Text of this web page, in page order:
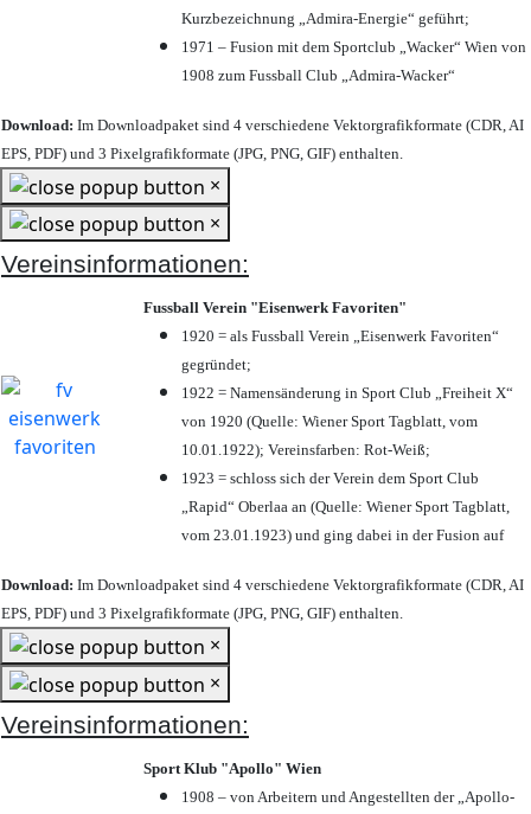
Kurzbezeichnung „Admira-Energie“ geführt;
1971 – Fusion mit dem Sportclub „Wacker“ Wien von
1908 zum Fussball Club „Admira-Wacker“
Download: Im Downloadpaket sind 4 verschiedene Vektorgrafikformate (CDR, AI
EPS, PDF) und 3 Pixelgrafikformate (JPG, PNG, GIF) enthalten.
×
×
Vereinsinformationen:
Fussball Verein "Eisenwerk Favoriten"
1920 = als Fussball Verein „Eisenwerk Favoriten“
gegründet;
1922 = Namensänderung in Sport Club „Freiheit X“
von 1920 (Quelle: Wiener Sport Tagblatt, vom
10.01.1922); Vereinsfarben: Rot-Weiß;
1923 = schloss sich der Verein dem Sport Club
„Rapid“ Oberlaa an (Quelle: Wiener Sport Tagblatt,
vom 23.01.1923) und ging dabei in der Fusion auf
Download: Im Downloadpaket sind 4 verschiedene Vektorgrafikformate (CDR, AI
EPS, PDF) und 3 Pixelgrafikformate (JPG, PNG, GIF) enthalten.
×
×
Vereinsinformationen:
Sport Klub "Apollo" Wien
1908 – von Arbeitern und Angestellten der „Apollo-